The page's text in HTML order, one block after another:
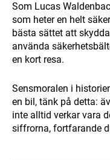
Som Lucas
som heter en helt
bästa sättet att
använda
en kort resa.
Sensmoralen i
en bil, tänk på detta:
inte alltid verkar vara
siffrorna, fortfarande